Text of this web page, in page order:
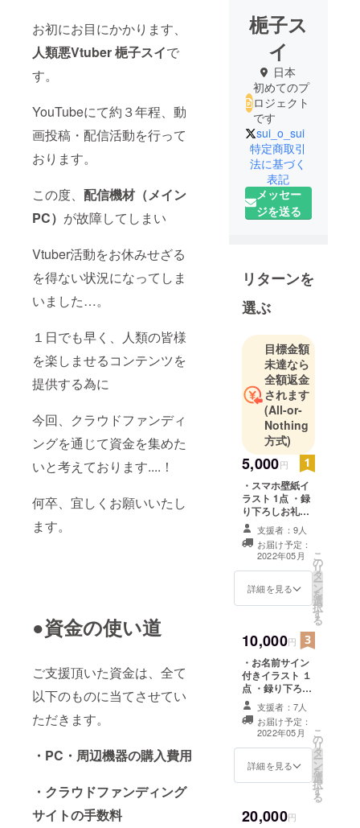
お初にお目にかかります、
人類悪Vtuber 梔子スイで
す。
YouTubeにて約３年程、動
画投稿・配信活動を行って
おります。
この度、 配信機材（メイン
PC） が故障してしまい
Vtuber活動をお休みせざる
を得ない状況になってしま
いました…。
１日でも早く、人類の皆様
を楽しませるコンテンツを
提供する為に
今回、クラウドファンディ
ングを通じて資金を集めた
いと考えております....！
何卒、宜しくお願いいたし
ます。
●資金の使い道
ご支援頂いた資金は、全て
以下のものに当てさせてい
ただきます。
・PC・周辺機器の購入費用
・クラウドファンディング
サイトの手数料
梔子ス
イ
日本
初めてのプ
ロジェクト
です
sui_o_sui
特定商取引
法に基づく
表記
メッセー
ジを送る
リターンを
選ぶ
目標金額
未達なら
全額返金
されます
(All-or-
Nothing
方式)
5,000円
・スマホ壁紙イ
ラスト 1点 ・録
り下ろしお礼ボ
イス 1点
支援者：9人
お届け予定：
2022年05月
詳細を見る
こ
の
リ
タ
ー
ン
を
選
択
す
る
10,000円
・お名前サイン
付きイラスト １
点 ・録り下ろし
お礼ボイス １点
・シチュエー
ションボイス １
点 ・リクエスト
ボイス １点（３
分未満） ※備考
してください※
支援者：7人
お届け予定：
2022年05月
詳細を見る
こ
の
リ
タ
ー
ン
を
選
択
す
る
20,000円